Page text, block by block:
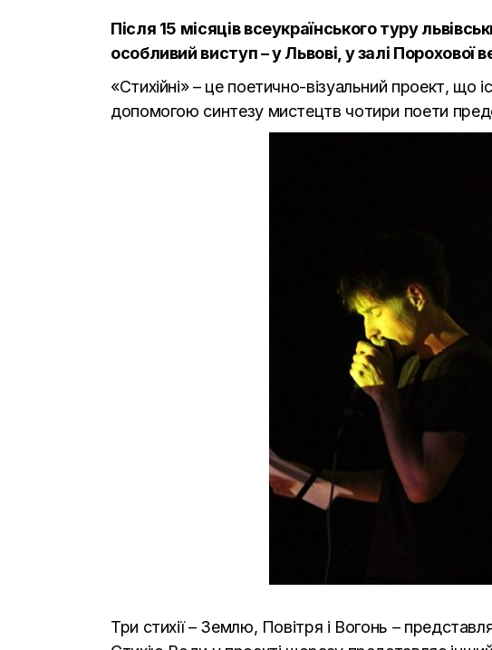
Після 15 місяців всеукраїнського туру
особливий виступ – у Львові, у залі Порохової
«Стихійні» – це поетично-візуальний проект, що
допомогою синтезу мистецтв чотири поети
Три стихії – Землю, Повітря і Вогонь –